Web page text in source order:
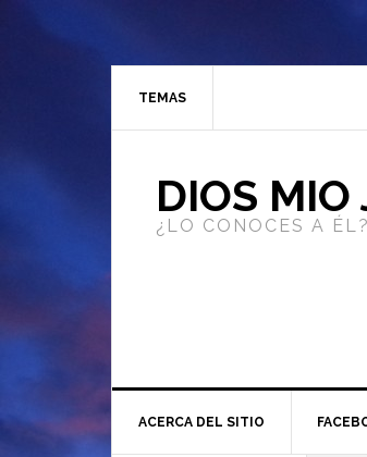
TEMAS
DIOS MIO
¿LO CONOCES A ÉL?
ACERCA DEL SITIO